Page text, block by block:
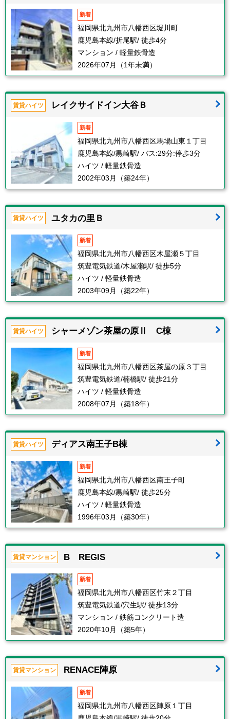
新着
福岡県北九州市八幡西区堀川町
鹿児島本線/折尾駅/ 徒歩4分
マンション / 軽量鉄骨造
2026年07月（1年未満）
賃貸ハイツ レイクサイドイン大谷Ｂ
新着
福岡県北九州市八幡西区馬場山東１丁目
鹿児島本線/黒崎駅/ バス:29分:停歩3分
ハイツ / 軽量鉄骨造
2002年03月（築24年）
賃貸ハイツ ユタカの里Ｂ
新着
福岡県北九州市八幡西区木屋瀬５丁目
筑豊電気鉄道/木屋瀬駅/ 徒歩5分
ハイツ / 軽量鉄骨造
2003年09月（築22年）
賃貸ハイツ シャーメゾン茶屋の原Ⅱ C棟
新着
福岡県北九州市八幡西区茶屋の原３丁目
筑豊電気鉄道/楠橋駅/ 徒歩21分
ハイツ / 軽量鉄骨造
2008年07月（築18年）
賃貸ハイツ ディアス南王子B棟
新着
福岡県北九州市八幡西区南王子町
鹿児島本線/黒崎駅/ 徒歩25分
ハイツ / 軽量鉄骨造
1996年03月（築30年）
賃貸マンション B REGIS
新着
福岡県北九州市八幡西区竹末２丁目
筑豊電気鉄道/穴生駅/ 徒歩13分
マンション / 鉄筋コンクリート造
2020年10月（築5年）
賃貸マンション RENACE陣原
新着
福岡県北九州市八幡西区陣原１丁目